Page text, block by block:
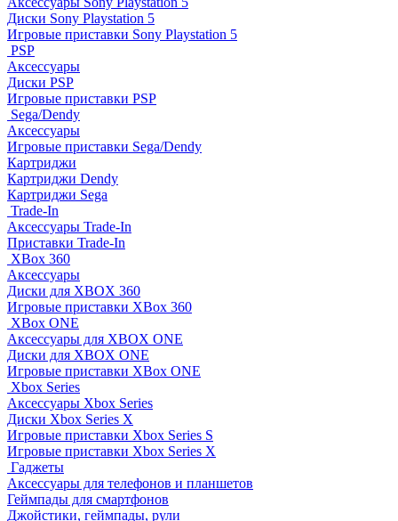
Диски Sony Playstation 5
Игровые приставки Sony Playstation 5
PSP
Аксессуары
Диски PSP
Игровые приставки PSP
Sega/Dendy
Аксессуары
Игровые приставки Sega/Dendy
Картриджи
Картриджи Dendy
Картриджи Sega
Trade-In
Аксессуары Trade-In
Приставки Trade-In
XBox 360
Аксессуары
Диски для XBOX 360
Игровые приставки XBox 360
XBox ONE
Аксессуары для XBOX ONE
Диски для XBOX ONE
Игровые приставки XBox ONE
Xbox Series
Аксессуары Xbox Series
Диски Xbox Series X
Игровые приставки Xbox Series S
Игровые приставки Xbox Series X
Гаджеты
Аксессуары для телефонов и планшетов
Геймпады для смартфонов
Джойстики, геймпады, рули